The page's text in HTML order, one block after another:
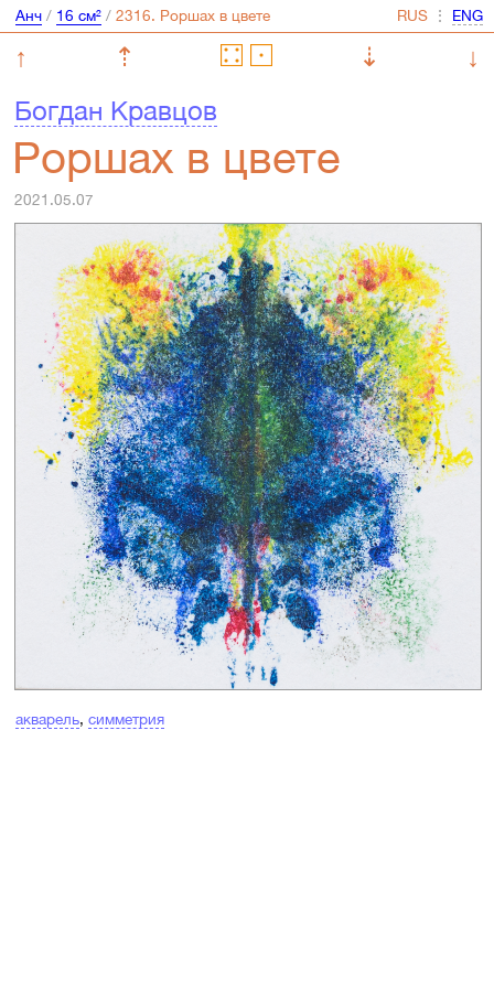
Анч/ 16 см²/ ⋮
↑ ⇡ ⇣
↓
Богдан Кравцов
Роршах в цвете
2021.05.07
акварель, симметрия